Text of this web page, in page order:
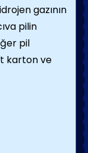
gazının
pilin
pil
karton ve